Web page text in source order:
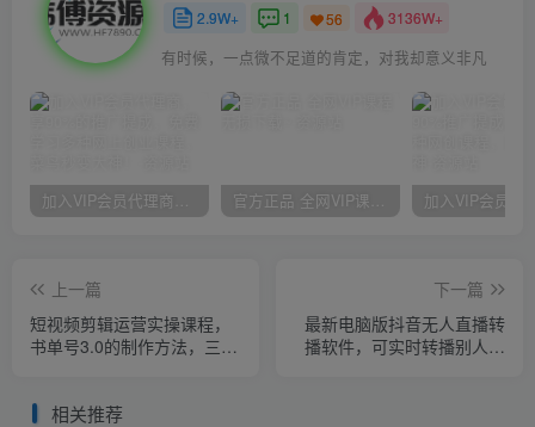
2.9W+ 1 56 3136W+
有时候，一点微不足道的肯定，对我却意义非凡
加入VIP会员代理商，享90%的推广提成，免费学习多种网上创业课程，菜鸟秒变大神！ 官方正品 全网VIP课程 无损下载~
上一篇
短视频剪辑运营实操课程，
书单号3.0的制作方法，三分
下一篇
最新电脑版抖音无人直播转
播软件，可实时转播别人直
相关推荐